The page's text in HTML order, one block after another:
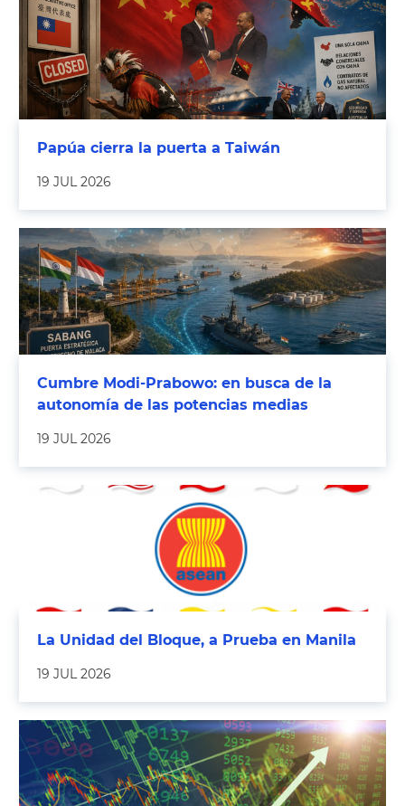
Papúa cierra la puerta a Taiwán
19 JUL 2026
Cumbre Modi-Prabowo: en busca de la
autonomía de las potencias medias
19 JUL 2026
La Unidad del Bloque, a Prueba en Manila
19 JUL 2026